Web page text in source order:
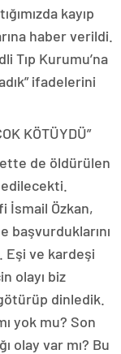
kayıp
haber verildi.
Tıp Kurumu’na
ifadelerini
KÖTÜYDÜ”
de öldürülen
İsmail Özkan,
başvurduklarını
Eşi ve kardeşi
olayı biz
dinledik.
yok mu? Son
olay var mı? Bu